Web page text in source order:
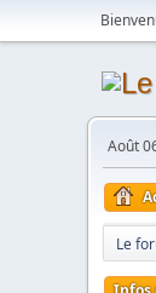
Août
Le